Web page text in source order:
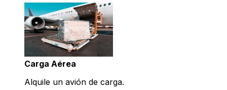
Carga Aérea
Alquile un avión de carga.